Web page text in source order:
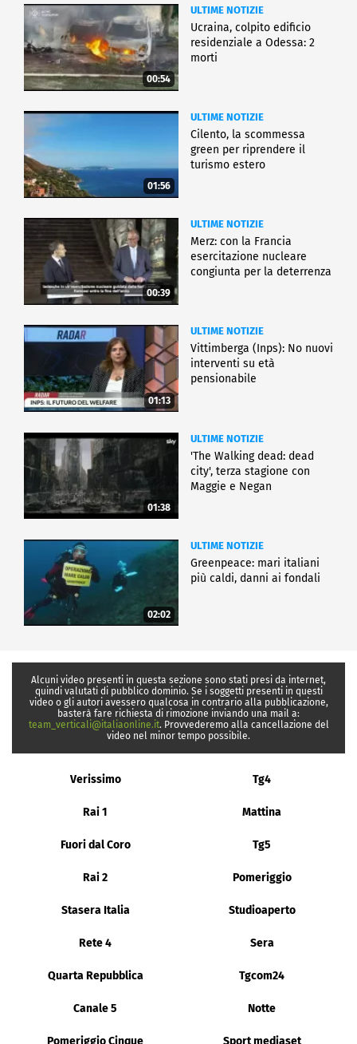
00:54
ULTIME NOTIZIE
Ucraina, colpito edificio
residenziale a Odessa: 2
morti
01:56
ULTIME NOTIZIE
Cilento, la scommessa
green per riprendere il
turismo estero
00:39
ULTIME NOTIZIE
Merz: con la Francia
esercitazione nucleare
congiunta per la deterrenza
01:13
ULTIME NOTIZIE
Vittimberga (Inps): No nuovi
interventi su età
pensionabile
01:38
ULTIME NOTIZIE
'The Walking dead: dead
city', terza stagione con
Maggie e Negan
02:02
ULTIME NOTIZIE
Greenpeace: mari italiani
più caldi, danni ai fondali
Alcuni video presenti in questa sezione sono stati presi da internet,
quindi valutati di pubblico dominio. Se i soggetti presenti in questi
video o gli autori avessero qualcosa in contrario alla pubblicazione,
basterà fare richiesta di rimozione inviando una mail a:
team_verticali@italiaonline.it. Provvederemo alla cancellazione del
video nel minor tempo possibile.
Verissimo Tg4
Rai 1 Mattina
Fuori dal Coro Tg5
Rai 2 Pomeriggio
Stasera Italia Studioaperto
Rete 4 Sera
Quarta Repubblica Tgcom24
Canale 5 Notte
Pomeriggio Cinque Sport mediaset